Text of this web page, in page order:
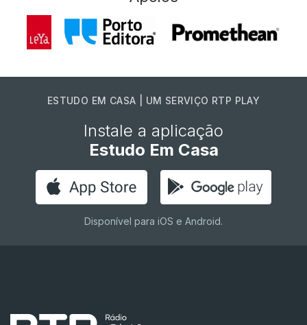
ESTUDO EM CASA | UM SERVIÇO RTP PLAY
Instale a aplicação
Estudo Em Casa
Disponível para iOS e Android.